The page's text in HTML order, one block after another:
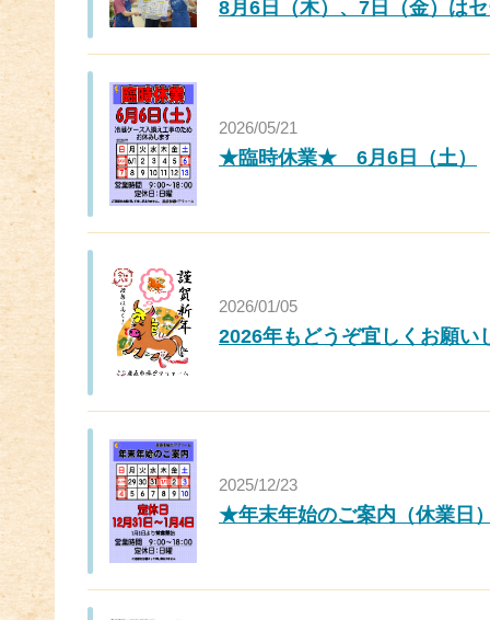
8月6日（木）、7日（金）は
2026/05/21
★臨時休業★ 6月6日（土）
2026/01/05
2026年もどうぞ宜しくお願い
2025/12/23
★年末年始のご案内（休業日